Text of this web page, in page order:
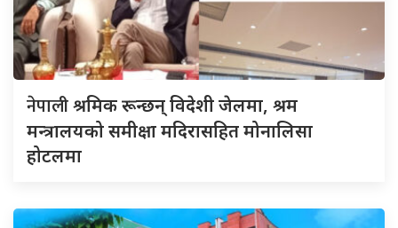
नेपालीश्रमिक रून्छन् विदेशी जेलमा, श्रम
मन्त्रालयको समीक्षा मदिरासहित मोनालिसा
होटलमा